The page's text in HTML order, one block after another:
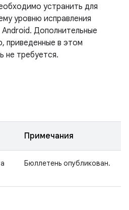
устранить для
уровню исправления
Дополнительные
приведенные в этом
не требуется.
Примечания
Бюллетень опубликован.